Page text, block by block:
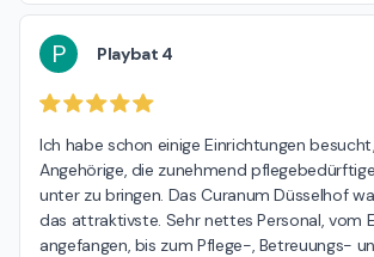
P Playbat 4
Ich habe schon einige Einrichtungen
Angehörige, die zunehmend
unter zu bringen. Das Curanum Düsselhof
das attraktivste. Sehr nettes Personal, vom
angefangen, bis zum Pflege-, Betreuungs-